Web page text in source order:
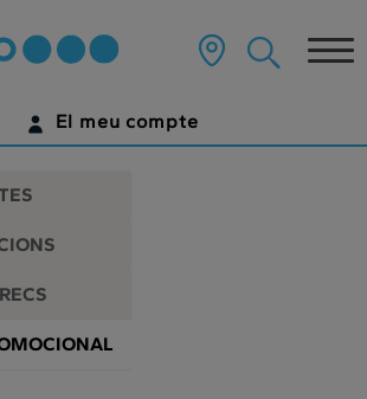
El meu compte
TENS UN COMPTE DIGITAL?